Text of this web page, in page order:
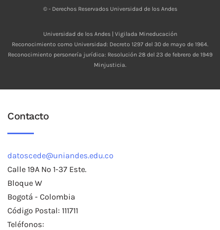
© - Derechos Reservados Universidad de los Andes
Universidad de los Andes | Vigilada Mineducación
Reconocimiento como Universidad: Decreto 1297 del 30 de mayo de 1964.
Reconocimiento personería jurídica: Resolución 28 del 23 de febrero de 1949
Minjusticia.
Contacto
datoscede@uniandes.edu.co
Calle 19A No 1-37 Este.
Bloque W
Bogotá - Colombia
Código Postal: 111711
Teléfonos: